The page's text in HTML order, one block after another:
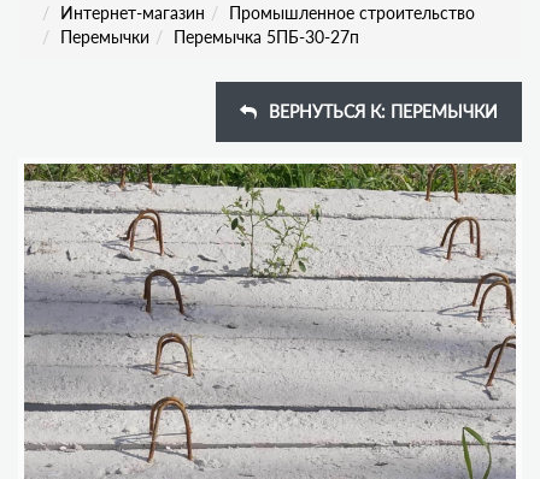
Интернет-магазин
Промышленное строительство
Перемычки
Перемычка 5ПБ-30-27п
ВЕРНУТЬСЯ К: ПЕРЕМЫЧКИ